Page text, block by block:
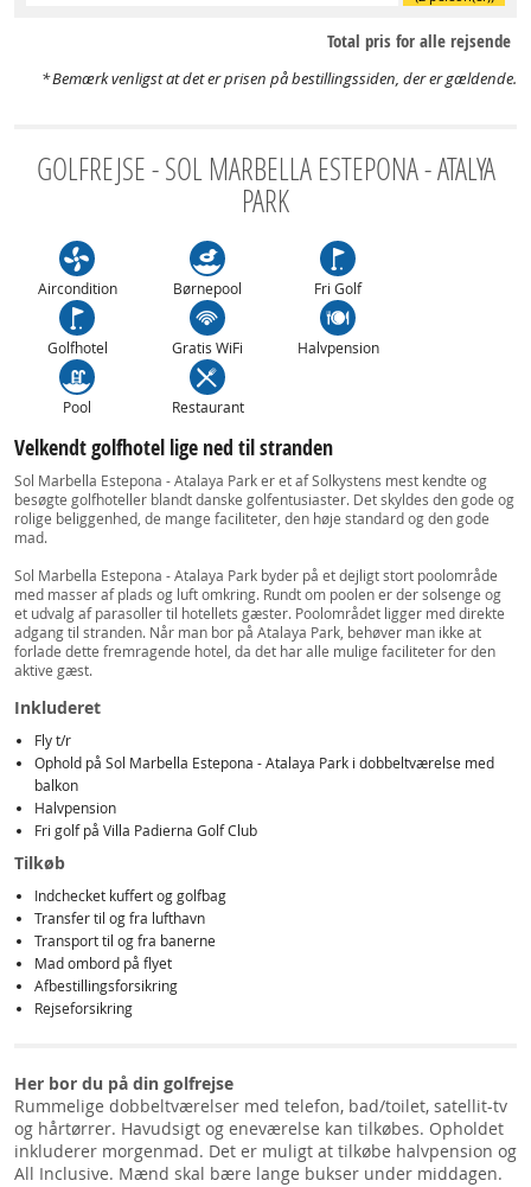
Total pris for alle rejsende
Bemærk venligst at det er prisen på bestillingssiden, der er gældende.
GOLFREJSE - SOL MARBELLA ESTEPONA - ATALYA
PARK
Aircondition Børnepool Fri Golf
Golfhotel Gratis WiFi Halvpension
Pool Restaurant
Velkendt golfhotel lige ned til stranden
Sol Marbella Estepona - Atalaya Park er et af Solkystens mest kendte og
besøgte golfhoteller blandt danske golfentusiaster. Det skyldes den gode og
rolige beliggenhed, de mange faciliteter, den høje standard og den gode
mad.
Sol Marbella Estepona - Atalaya Park byder på et dejligt stort poolområde
med masser af plads og luft omkring. Rundt om poolen er der solsenge og
et udvalg af parasoller til hotellets gæster. Poolområdet ligger med direkte
adgang til stranden. Når man bor på Atalaya Park, behøver man ikke at
forlade dette fremragende hotel, da det har alle mulige faciliteter for den
aktive gæst.
Inkluderet
Fly t/r
Ophold på Sol Marbella Estepona - Atalaya Park i dobbeltværelse med
balkon
Halvpension
Fri golf på Villa Padierna Golf Club
Tilkøb
Indchecket kuffert og golfbag
Transfer til og fra lufthavn
Transport til og fra banerne
Mad ombord på flyet
Afbestillingsforsikring
Rejseforsikring
Her bor du på din golfrejse
Rummelige dobbeltværelser med telefon, bad/toilet, satellit-tv
og hårtørrer. Havudsigt og eneværelse kan tilkøbes. Opholdet
inkluderer morgenmad. Det er muligt at tilkøbe halvpension og
All Inclusive. Mænd skal bære lange bukser under middagen.